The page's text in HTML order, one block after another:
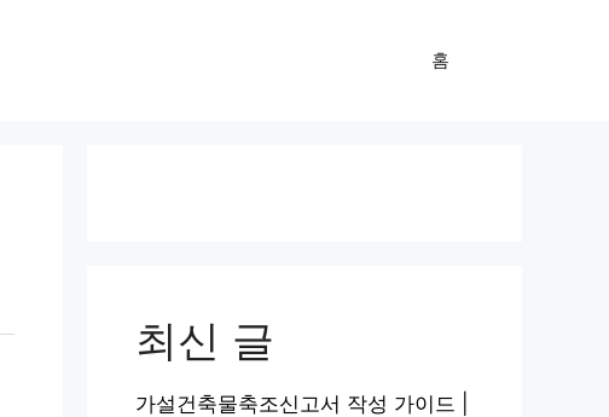
홈
최신 글
가설건축물축조신고서 작성 가이드 |